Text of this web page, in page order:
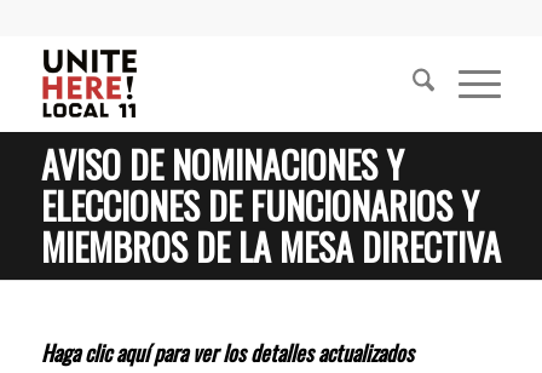
AVISO DE NOMINACIONES Y
ELECCIONES DE FUNCIONARIOS Y
MIEMBROS DE LA MESA DIRECTIVA
Haga clic aquí para ver los detalles actualizados